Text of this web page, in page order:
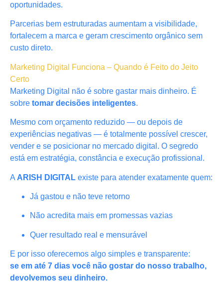
oportunidades.
Parcerias bem estruturadas aumentam a visibilidade,
fortalecem a marca e geram crescimento orgânico sem
custo direto.
Marketing Digital Funciona – Quando é Feito do Jeito
Certo
Marketing Digital não é sobre gastar mais dinheiro. É
sobre tomar decisões inteligentes.
Mesmo com orçamento reduzido — ou depois de
experiências negativas — é totalmente possível crescer,
vender e se posicionar no mercado digital. O segredo
está em estratégia, constância e execução profissional.
A ARISH DIGITAL existe para atender exatamente quem:
Já gastou e não teve retorno
Não acredita mais em promessas vazias
Quer resultado real e mensurável
E por isso oferecemos algo simples e transparente:
se em até 7 dias você não gostar do nosso trabalho,
devolvemos seu dinheiro.